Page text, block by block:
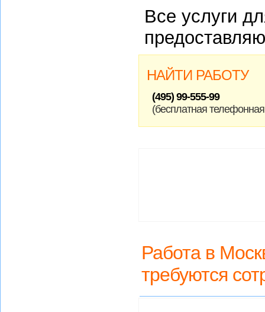
Все услуги
НАЙТИ РАБОТУ
(495) 99-555-99
(бесплатная
Работа в
требуются